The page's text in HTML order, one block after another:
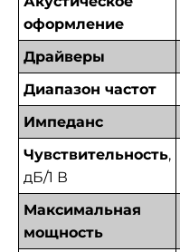
оформление
Драйверы
Диапазон частот
Импеданс
Чувствительность,
дБ/1 В
Максимальная
мощность